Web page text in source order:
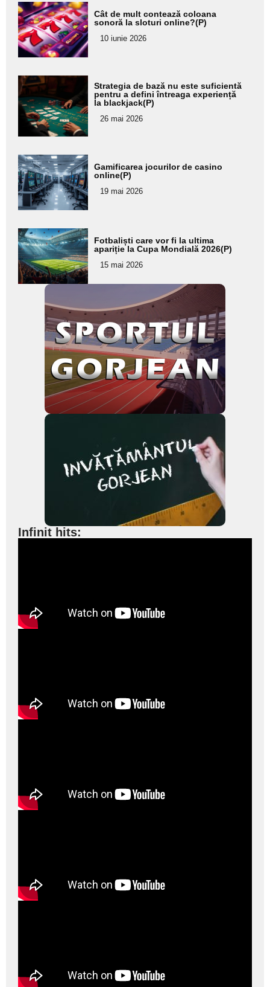
Adaugă
aici textul
pentru
subtitlu
Cât de mult contează coloana
sonoră la sloturi online?(P)
10 iunie 2026
Adaugă
aici textul
pentru
subtitlu
Strategia de bază nu este suficientă
pentru a defini întreaga experiență
la blackjack(P)
26 mai 2026
Adaugă
aici textul
pentru
subtitlu
Gamificarea jocurilor de casino
online(P)
19 mai 2026
Adaugă
aici textul
pentru
subtitlu
Fotbaliști care vor fi la ultima
apariție la Cupa Mondială 2026(P)
15 mai 2026
Infinit hits: